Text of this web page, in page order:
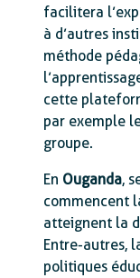
facilitera
à d’autres
méthode
cette
par exemple
groupe.
En Ouganda,
commencent
atteignent la
Entre-autres,
politiques